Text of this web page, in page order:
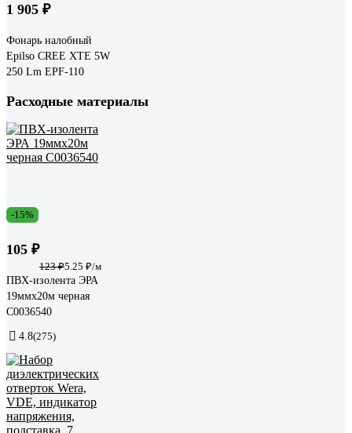
1 905 ₽
Фонарь налобный
Epilso CREE XTE 5W
250 Lm EPF-110
Расходные материалы
-15%
105 ₽
123 ₽5.25 ₽/м
ПВХ-изолента ЭРА
19ммх20м черная
C0036540
4.8(275)